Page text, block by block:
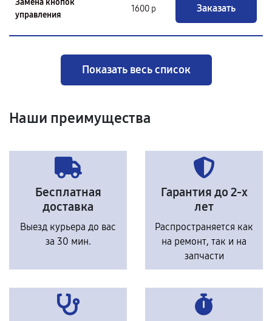
Замена кнопок
управления
1600 р Заказать
Показать весь список
Наши преимущества
Бесплатная
доставка
Выезд курьера до вас
за 30 мин.
Гарантия до 2-х
лет
Распространяется как
на ремонт, так и на
запчасти